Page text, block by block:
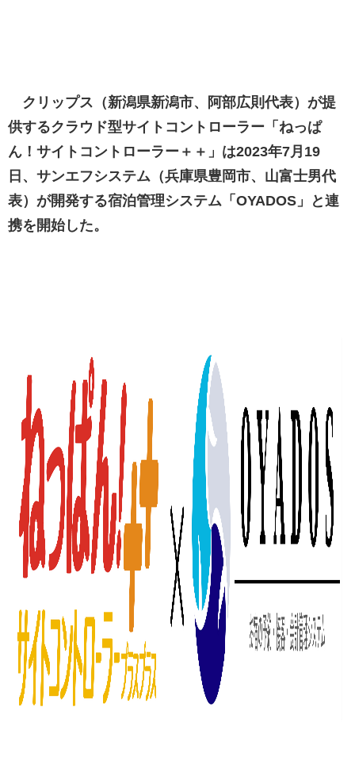
クリップス（新潟県新潟市、阿部広則代表）が提
供するクラウド型サイトコントローラー「ねっぱ
ん！サイトコントローラー＋＋」は2023年7月19
日、サンエフシステム（兵庫県豊岡市、山富士男代
表）が開発する宿泊管理システム「OYADOS」と連
携を開始した。